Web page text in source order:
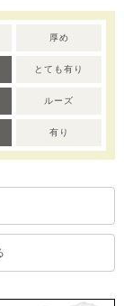
異なって見える
類や下着、バッ
との組み合わせ
気を取り、形を
厚め
とても有り
ルーズ
有り